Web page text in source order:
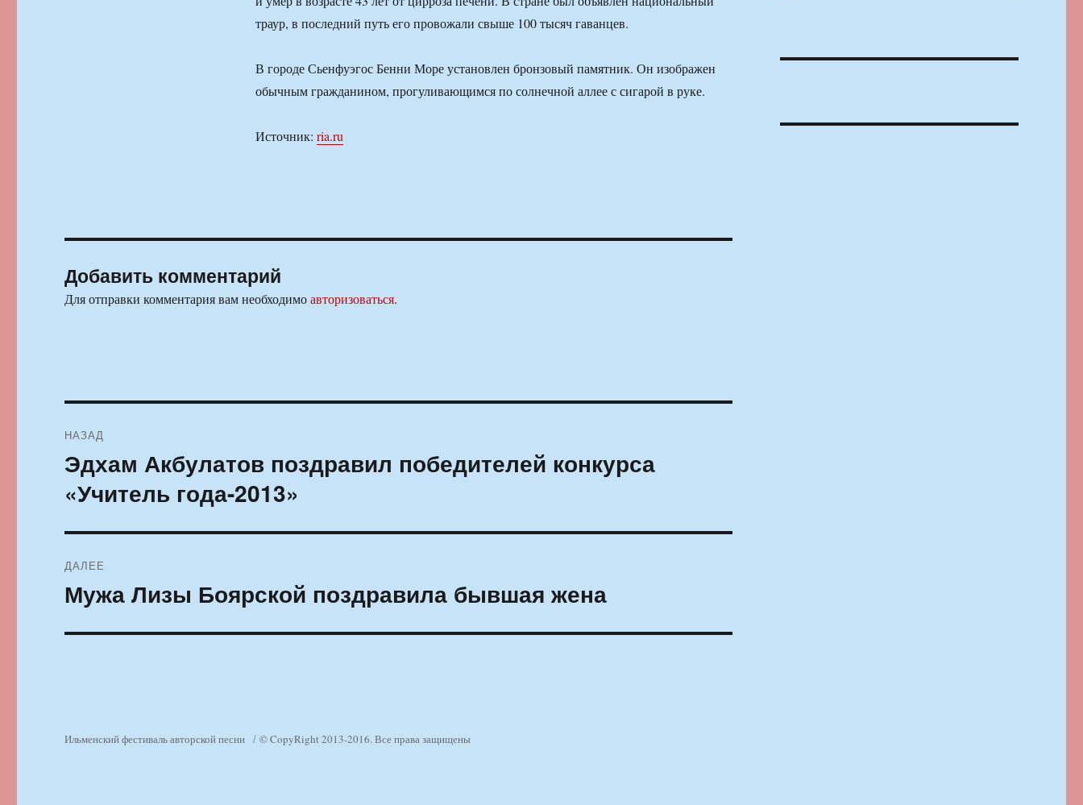
траур, в последний путь его провожали свыше 100 тысяч гаванцев.
В городе Сьенфуэгос Бенни Море установлен бронзовый памятник. Он изображен
обычным гражданином, прогуливающимся по солнечной аллее с сигарой в руке.
Источник: ria.ru
Добавить комментарий
Для отправки комментария вам необходимоавторизоваться.
по
записям
НАЗАД
Предыдущая
запись:
Эдхам Акбулатов поздравил победителей конкурса
«Учитель года-2013»
ДАЛЕЕ
Следующая
запись:
Мужа Лизы Боярской поздравила бывшая жена
Ильменский фестиваль авторской песни © CopyRight 2013-2016. Все права защищены